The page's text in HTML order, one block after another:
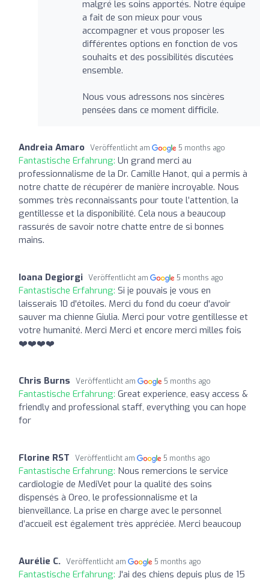
malgré les soins apportés. Notre équipe
a fait de son mieux pour vous
accompagner et vous proposer les
différentes options en fonction de vos
souhaits et des possibilités discutées
ensemble.
Nous vous adressons nos sincères
pensées dans ce moment difficile.
Andreia Amaro Veröffentlicht am 5 months ago
Fantastische Erfahrung: Un grand merci au
professionnalisme de la Dr. Camille Hanot, qui a permis à
notre chatte de récupérer de manière incroyable. Nous
sommes très reconnaissants pour toute l’attention, la
gentillesse et la disponibilité. Cela nous a beaucoup
rassurés de savoir notre chatte entre de si bonnes
mains.
Ioana Degiorgi Veröffentlicht am 5 months ago
Fantastische Erfahrung: Si je pouvais je vous en
laisserais 10 d'étoiles. Merci du fond du coeur d'avoir
sauver ma chienne Giulia. Merci pour votre gentillesse et
votre humanité. Merci Merci et encore merci milles fois
❤️❤️❤️❤️
Chris Burns Veröffentlicht am 5 months ago
Fantastische Erfahrung: Great experience, easy access &
friendly and professional staff, everything you can hope
for
Florine RST Veröffentlicht am 5 months ago
Fantastische Erfahrung: Nous remercions le service
cardiologie de MediVet pour la qualité des soins
dispensés à Oreo, le professionnalisme et la
bienveillance. La prise en charge avec le personnel
d’accueil est également très appréciée. Merci beaucoup
Aurélie C. Veröffentlicht am 5 months ago
Fantastische Erfahrung: J'ai des chiens depuis plus de 15